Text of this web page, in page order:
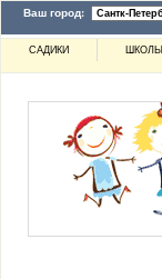
Ваш город:
САДИКИ ШКОЛЫ